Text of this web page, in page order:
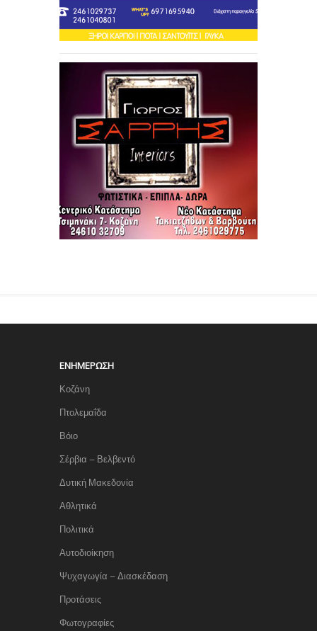
ΕΝΗΜΈΡΩΣΗ
Κοζάνη
Πτολεμαΐδα
Βόιο
Σέρβια – Βελβεντό
Δυτική Μακεδονία
Αθλητικά
Πολιτικά
Αυτοδιοίκηση
Ψυχαγωγία – Διασκέδαση
Προτάσεις
Φωτογραφίες